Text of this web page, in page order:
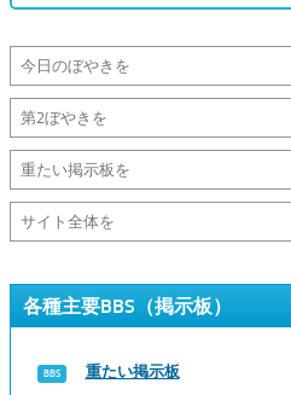
各種主要BBS（掲示板）
重たい掲示板